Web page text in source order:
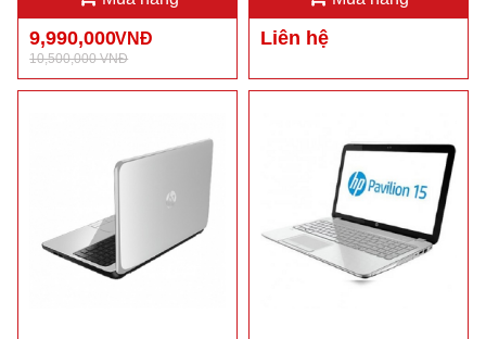
9,990,000VNĐ
10,500,000 VNĐ
Liên hệ